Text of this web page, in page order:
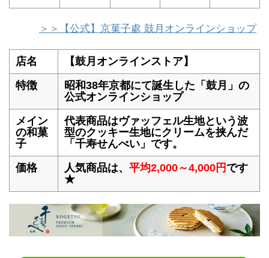
＞＞【公式】京菓子處 鼓月オンラインショップ
店名
【鼓月オンラインストア】
特徴
昭和38年京都にて誕生した「鼓月」の
公式オンラインショップ
メイン
の和菓
子
代表商品はヴァッフェル生地という波
型のクッキー生地にクリームを挟んだ
「千寿せんべい」です。
価格
人気商品は、 平均2,000～4,000円 です
★